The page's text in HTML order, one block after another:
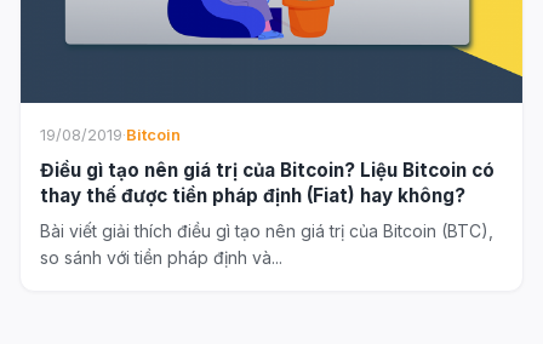
19/08/2019·Bitcoin
Điều gì tạo nên giá trị của Bitcoin? Liệu Bitcoin có
thay thế được tiền pháp định (Fiat) hay không?
Bài viết giải thích điều gì tạo nên giá trị của Bitcoin (BTC),
so sánh với tiền pháp định và...